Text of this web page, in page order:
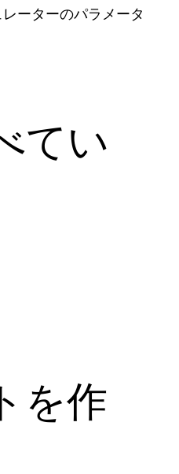
ーターのパラメータ
てい
を作